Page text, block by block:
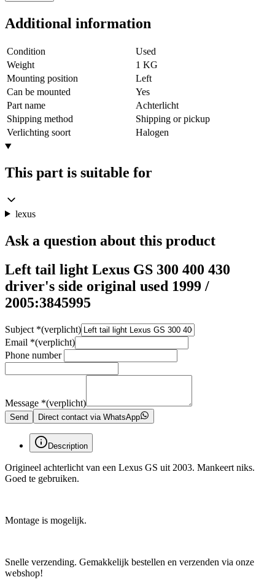
Additional information
Condition
Used
Weight
1 KG
Mounting position
Left
Can be mounted
Yes
Part name
Achterlicht
Shipping method
Shipping or pickup
Verlichting soort
Halogen
This part is suitable for
lexus
Ask a question about this product
Left tail light Lexus GS 300 400 430
driver's side original used 1999 /
2005:3845995
Subject *(verplicht)
Email *(verplicht)
Phone number
Message *(verplicht)
Send Direct contact via WhatsApp
Description
Origineel achterlicht van een Lexus GS uit 2003. Mankeert niks.
Goed te gebruiken.
Montage is mogelijk.
Snelle verzending. Gemakkelijk bestellen en verzenden via onze
webshop!